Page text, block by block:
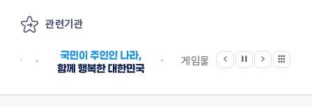
관련기관
게임물관리위원회
이전
정지
다음 관련기관 전체보기